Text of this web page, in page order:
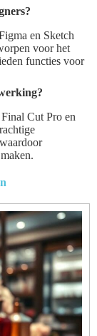
en Sketch
voor het
functies voor
Cut Pro en